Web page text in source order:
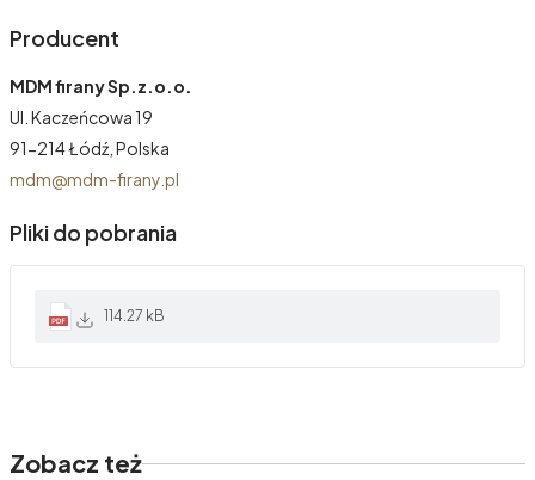
Producent
MDM firany Sp.z.o.o.
Ul. Kaczeńcowa 19
91-214 Łódź, Polska
mdm@mdm-firany.pl
Pliki do pobrania
114.27 kB
Zobacz też